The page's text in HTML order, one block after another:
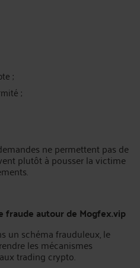
;
;
ne permettent pas de
plutôt à pousser la victime
fraude autour de Mogfex.vip
un schéma frauduleux, le
les mécanismes
trading crypto.